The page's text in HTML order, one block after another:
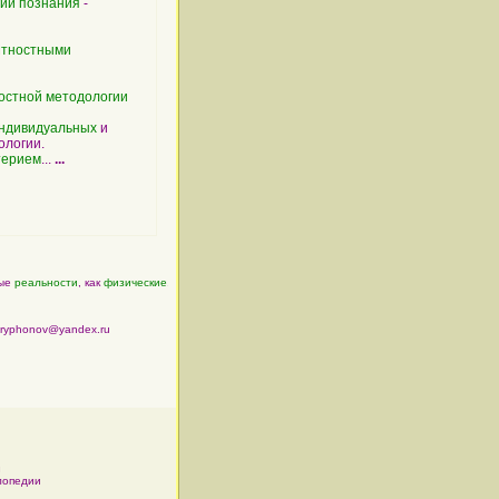
познания -
методологии
и
... ...
реальности, какфизические, так и